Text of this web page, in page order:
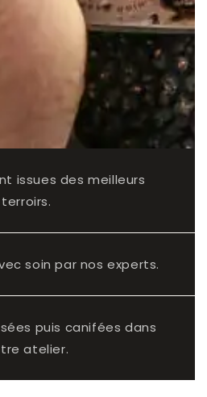
issues des meilleurs
terroirs.
soin par nos experts.
puis canifées dans
atelier.